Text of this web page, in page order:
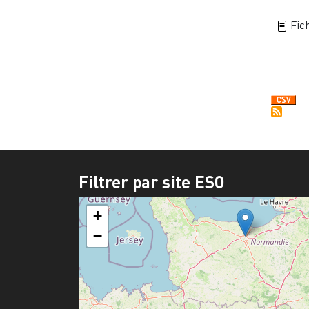
Filtrer par site ESO
+
−